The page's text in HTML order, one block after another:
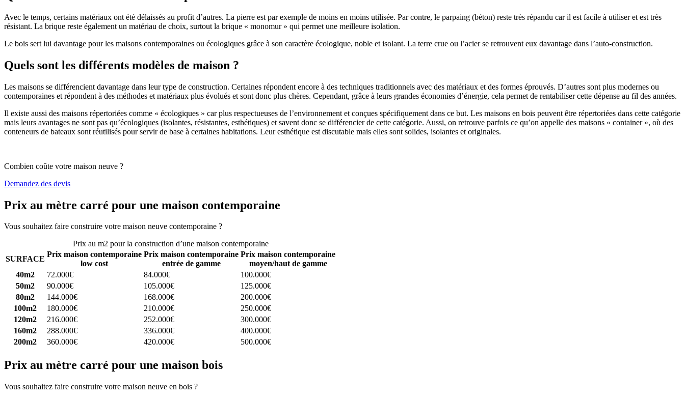
Avec le temps, certains matériaux ont été délaissés au profit d’autres. La pierre est par exemple de moins en moins utilisée. Par contre, le parpaing (béton) reste très répandu car il est facile à utiliser et est très
résistant. La brique reste également un matériau de choix, surtout la brique « monomur » qui permet une meilleure isolation.
Le bois sert lui davantage pour les maisons contemporaines ou écologiques grâce à son caractère écologique, noble et isolant. La terre crue ou l’acier se retrouvent eux davantage dans l’auto-construction.
Quels sont les différents modèles de maison ?
Les maisons se différencient davantage dans leur type de construction. Certaines répondent encore à des techniques traditionnels avec des matériaux et des formes éprouvés. D’autres sont plus modernes ou
contemporaines et répondent à des méthodes et matériaux plus évolués et sont donc plus chères. Cependant, grâce à leurs grandes économies d’énergie, cela permet de rentabiliser cette dépense au fil des années.
Il existe aussi des maisons répertoriées comme « écologiques » car plus respectueuses de l’environnement et conçues spécifiquement dans ce but. Les maisons en bois peuvent être répertoriées dans cette catégorie
mais leurs avantages ne sont pas qu’écologiques (isolantes, résistantes, esthétiques) et savent donc se différencier de cette catégorie. Aussi, on retrouve parfois ce qu’on appelle des maisons « container », où des
conteneurs de bateaux sont réutilisés pour servir de base à certaines habitations. Leur esthétique est discutable mais elles sont solides, isolantes et originales.
Combien coûte votre maison neuve ?
Demandez des devis
Prix au mètre carré pour une maison contemporaine
Vous souhaitez faire construire votre maison neuve contemporaine ?
Prix au m2 pour la construction d’une maison contemporaine
SURFACE
Prix maison contemporaine
low cost
Prix maison contemporaine
entrée de gamme
Prix maison contemporaine
moyen/haut de gamme
40m2
72.000€ 84.000€
100.000€
50m2
90.000€ 105.000€
125.000€
80m2
144.000€ 168.000€
200.000€
100m2
180.000€ 210.000€
250.000€
120m2
216.000€ 252.000€
300.000€
160m2
288.000€ 336.000€
400.000€
200m2
360.000€ 420.000€ 500.000€
Prix au mètre carré pour une maison bois
Vous souhaitez faire construire votre maison neuve en bois ?